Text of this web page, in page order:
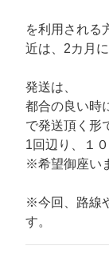
を利用される
近は、2カ月
発送は、
都合の良い時
で発送頂く形
1回辺り、１
※希望御座い
※今回、路線
す。